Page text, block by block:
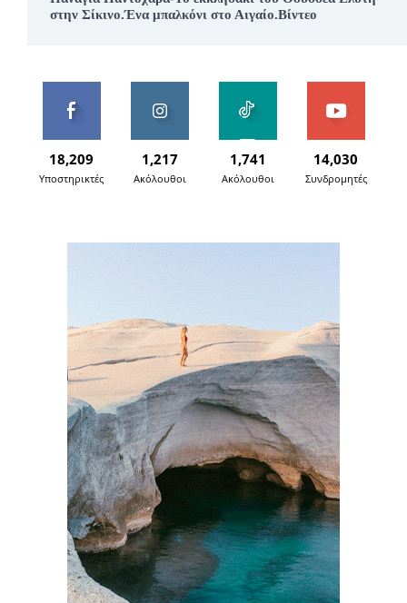
στην Σίκινο.Ένα μπαλκόνι στο Αιγαίο.Βίντεο
18,209
Υποστηρικτές
1,217
Ακόλουθοι
1,741
Ακόλουθοι
14,030
Συνδρομητές